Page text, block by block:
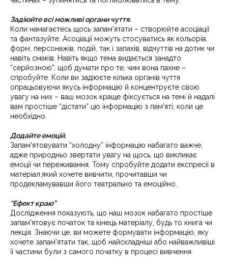
Задіюйте всі можливі органи чуття.
Коли намагаєтесь щось запам'ятати – створюйте асоціації
та фантазуйте. Асоціації можуть стосуватись як кольорів,
форм, персонажів, подій, так і запахів, відчуттів на дотик чи
навіть смаків. Навіть якщо тема видається занадто
“серйозною”, щоб думати про те, чим вона пахне –
спробуйте. Коли ви задіюєте кілька органів чуття
опрацьовуючи якусь інформацію й концентруєте свою
увагу на них – ваш мозок краще фіксується на темі й надалі
вам простіше “дістати” цю інформацію з пам'яті, коли це
необхідно.
Додайте емоцій.
Запам'ятовувати “холодну” інформацію набагато важче,
адже природньо звертати увагу на щось, що викликає
емоції чи переживання. Тому спробуйте додати експресії в
матеріал,який хочете вивчити, прочитавши чи
продекламувавши його театрально та емоційно.
“Ефект краю”
Дослідження показують, що наш мозок набагато простіше
запам'ятовує початок та кінець матеріалу, будь то книга чи
лекція. Знаючи це, ви можете формувати інформацію, яку
хочете запам'ятати так, щоб найскладніші або найважливіші
її частини були з самого початку в процесі вивчення.